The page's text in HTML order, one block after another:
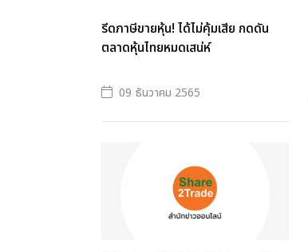
รีดภาษีขายหุ้น! ได้ไม่คุ้มเสีย กดดัน
ตลาดหุ้นไทยหมดเสน่ห์
09 ธันวาคม 2565